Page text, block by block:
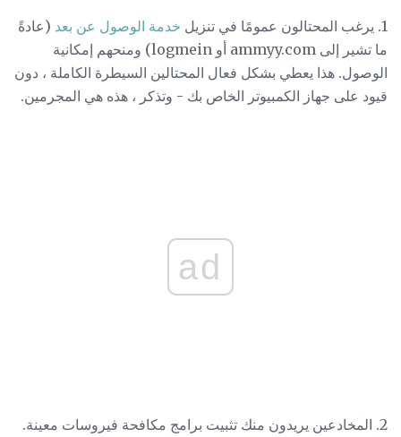
1. يرغب المحتالون عمومًا في تنزيل خدمة الوصول عن بعد (عادةً
ما تشير إلى ammyy.com أو logmein) ومنحهم إمكانية
الوصول. هذا يعطي بشكل فعال المحتالين السيطرة الكاملة ، دون
قيود على جهاز الكمبيوتر الخاص بك - وتذكر ، هذه هي المجرمين.
ad
2. المخادعين يريدون منك تثبيت برامج مكافحة فيروسات معينة.